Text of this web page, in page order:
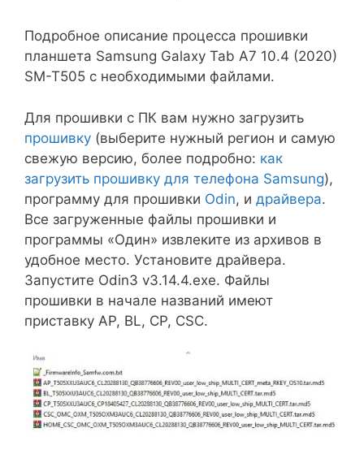
Подробное описание процесса прошивки
планшета Samsung Galaxy Tab A7 10.4 (2020)
SM-T505 с необходимыми файлами.
Для прошивки с ПК вам нужно загрузить
прошивку (выберите нужный регион и самую
свежую версию, более подробно: как
загрузить прошивку для телефона Samsung),
программу для прошивки Odin, и драйвера.
Все загруженные файлы прошивки и
программы «Один» извлеките из архивов в
удобное место. Установите драйвера.
Запустите Odin3 v3.14.4.exe. Файлы
прошивки в начале названий имеют
приставку AP, BL, CP, CSC.